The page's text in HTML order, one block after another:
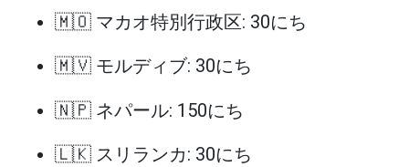
🇲🇴 マカオ特別行政区: 30にち
🇲🇻 モルディブ: 30にち
🇳🇵 ネパール: 150にち
🇱🇰 スリランカ: 30にち